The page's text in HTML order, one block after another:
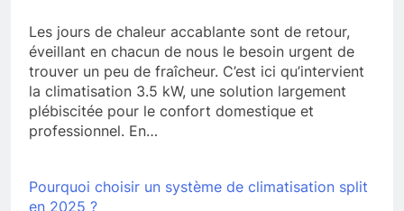
Les jours de chaleur accablante sont de retour,
éveillant en chacun de nous le besoin urgent de
trouver un peu de fraîcheur. C’est ici qu’intervient
la climatisation 3.5 kW, une solution largement
plébiscitée pour le confort domestique et
professionnel. En…
Pourquoi choisir un système de climatisation split
en 2025 ?